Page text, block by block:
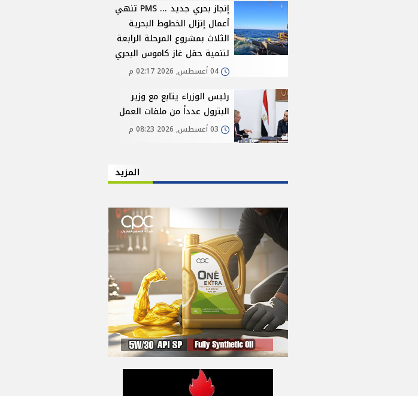
إنجاز بحري جديد ... PMS تنهي
أعمال إنزال الخطوط البحرية
الثلاث بمشروع المرحلة الرابعة
لتنمية حقل غاز كاموس البحري
04 أغسطس, 2026 02:17 م
رئيس الوزراء يتابع مع وزير
البترول عدداً من ملفات العمل
03 أغسطس, 2026 08:23 م
المزيد